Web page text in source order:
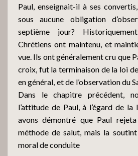
Paul, enseignait-il à ses convertis,
sous aucune obligation
septième jour?
Chrétiens ont maintenu, et
vue. Ils ont généralement cru que
croix, fut la terminaison de la loi
en général, et de l’observation du
Dans le chapitre précédent,
l’attitude de Paul, à l’égard de la
avons démontré que Paul
méthode de salut, mais la
moral de conduite